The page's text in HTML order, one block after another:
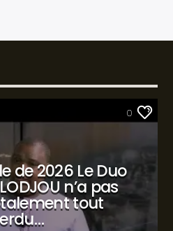
0
de 2026 Le Duo
n’a pas
tout